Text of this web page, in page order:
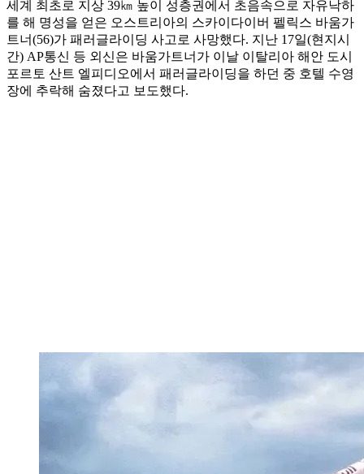
세계 최초로 지상 39㎞ 높이 성층권에서 초음속으로 자유낙하
를 해 명성을 얻은 오스트리아의 스카이다이버 펠릭스 바움가
트너(56)가 패러글라이딩 사고로 사망했다. 지난 17일(현지시
간) AP통신 등 외신은 바움가트너가 이날 이탈리아 해안 도시
포르토 산트 엘피디오에서 패러글라이딩을 하던 중 호텔 수영
장에 추락해 숨졌다고 보도했다.